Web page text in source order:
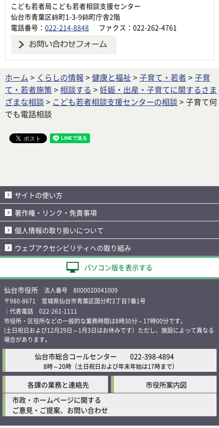
こども若者局こども若者相談支援センター
仙台市青葉区錦町1-3-9錦町庁舎2階
電話番号： 022-214-8848 ファクス：022-262-4761
ホーム > くらしの情報 >健康と福祉 >子育て・若者 >子育
て・若者施策 >相談する >妊娠・出産・子育てに関するさま
ざまな相談 > こども若者相談支援センターの相談 > 子育て何
でも電話相談
サイトの使い方
著作権・リンク・免責事項
個人情報の取り扱いについて
ウェブアクセシビリティへの取り組み
パソコン版を表示する
仙台市役所 法人番号 8000020041009
〒980-8671 宮城県仙台市青葉区国分町3丁目7番1号
｜代表電話 022-261-1111
市役所・区役所などの一般的な業務時間は8時30分～17時00分です。
(土日祝日および12月29日～1月3日はお休みです）ただし、施設によって異なる
場合があります。
仙台市総合コールセンター 022-398-4894
8時～20時 （土日祝日および年末年始は17時まで）
各課の業務と連絡先
市役所案内図
市政・ホームページに関する
ご意見・ご提案、お問い合わせ